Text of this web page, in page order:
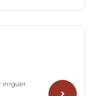
irriguer.